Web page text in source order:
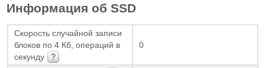
Информация об SSD
Скорость случайной записи
блоков по 4 Кб, операций в
секунду
0